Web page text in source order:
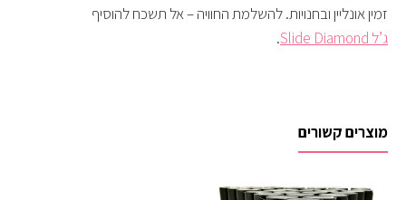
מוצרים קשורים
זמין אונליין ובחנויות. להשלמת החוויה – אל תשכח להוסיף
ג’ל Slide Diamond
.